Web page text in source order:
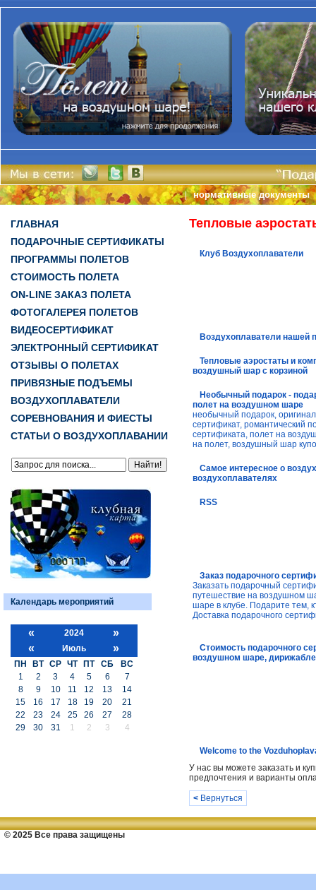
|нормативные документы
ГЛАВНАЯ
ПОДАРОЧНЫЕ СЕРТИФИКАТЫ
ПРОГРАММЫ ПОЛЕТОВ
СТОИМОСТЬ ПОЛЕТА
ON-LINE ЗАКАЗ ПОЛЕТА
ФОТОГАЛЕРЕЯ ПОЛЕТОВ
ВИДЕОСЕРТИФИКАТ
ЭЛЕКТРОННЫЙ СЕРТИФИКАТ
ОТЗЫВЫ О ПОЛЕТАХ
ПРИВЯЗНЫЕ ПОДЪЕМЫ
ВОЗДУХОПЛАВАТЕЛИ
СОРЕВНОВАНИЯ И ФИЕСТЫ
СТАТЬИ О ВОЗДУХОПЛАВАНИИ
Календарь мероприятий
« 2024
»
«
Июль »
ПН ВТ СР ЧТ ПТ СБ
ВС
1
2 3 4 5 6
7
8
9 10 11 12 13
14
15
16 17 18 19 20
21
22
23 24 25 26 27
28
29
30 31 1 2 3 4
Тепловые
Клуб Воздухоплаватели
Воздухоплаватели нашей
Тепловые аэростаты и
воздушный шар с корзиной
Необычный подарок -
полет на воздушном шаре
необычный подарок,
сертификат, романтический
сертификата, полет на
на полет, воздушный шар
Самое интересное о
воздухоплавателях
RSS
Заказ подарочного
Заказать подарочный
путешествие на воздушном
шаре в клубе. Подарите тем,
Доставка подарочного
Стоимость подарочного
воздушном шаре, дирижабле
Welcome to the
У нас вы можете заказать и
предпочтения и варианты
< Вернуться
© 2025 Все права защищены